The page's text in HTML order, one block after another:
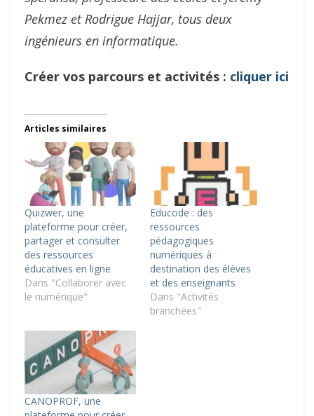
Pekmez et Rodrigue Hajjar, tous deux
ingénieurs en informatique.
Créer vos parcours et activités : cliquer ici
Articles similaires
Quizwer, une
plateforme pour créer,
partager et consulter
des ressources
éducatives en ligne
Dans "Collaborer avec
le numérique"
Educode : des
ressources
pédagogiques
numériques à
destination des élèves
et des enseignants
Dans "Activités
branchées"
CANOPROF, une